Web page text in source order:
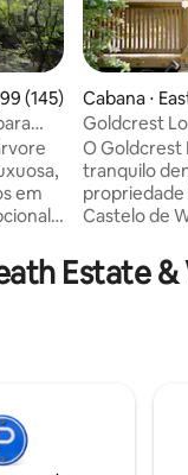
de uma avaliação
(145)
em
-
retiro
se
Cabana ⋅
Goldcrest
O Goldcrest
tranquilo
propriedade
Castelo de
floresta,
com luxos
banheiro
banheira
Estate